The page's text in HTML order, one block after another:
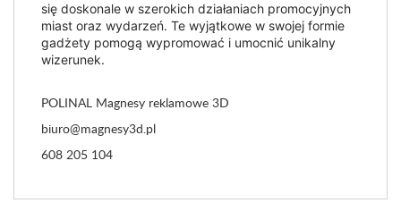
się doskonale w szerokich działaniach promocyjnych
miast oraz wydarzeń. Te wyjątkowe w swojej formie
gadżety pomogą wypromować i umocnić unikalny
wizerunek.
POLINAL Magnesy reklamowe 3D
biuro@magnesy3d.pl
608 205 104